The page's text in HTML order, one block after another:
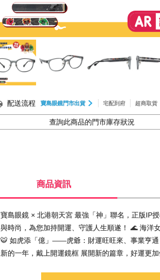
配送流程 寶島眼鏡門市出貨 宅配到府 超商取貨
查詢此商品的門市庫存狀況
商品資訊
寶島眼鏡 × 北港朝天宮 最強「神」聯名，正版IP
與時尚，為您加持開運、守護人生順遂！ 🌊 海
🐯 如虎添「億」——虎爺：財運旺旺來、事業亨
新的一年，戴上開運鏡框 展開新的篇章，好運更加